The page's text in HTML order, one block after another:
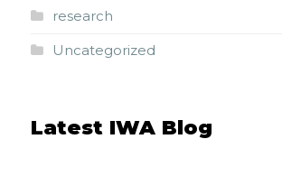
research
Uncategorized
Latest IWA Blog